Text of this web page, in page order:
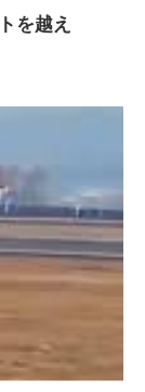
を越え